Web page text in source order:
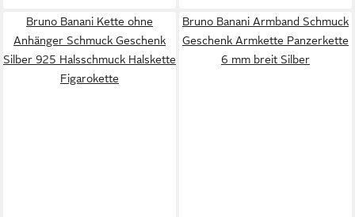
Bruno Banani Kette ohne
Anhänger Schmuck Geschenk
Silber 925 Halsschmuck Halskette
Figarokette
Bruno Banani Armband Schmuck
Geschenk Armkette Panzerkette
6 mm breit Silber